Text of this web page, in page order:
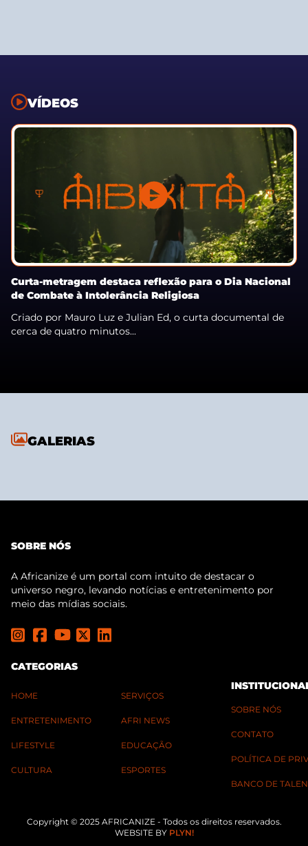
VÍDEOS
Curta-metragem destaca reflexão para o Dia Nacional
de Combate à Intolerância Religiosa
Criado por Mauro Luz e Julian Ed, o curta documental de
cerca de quatro minutos...
GALERIAS
SOBRE NÓS
A Africanize é um portal com intuito de destacar o
universo negro, levando notícias e entretenimento por
meio das mídias sociais.
CATEGORIAS
HOME
ENTRETENIMENTO
LIFESTYLE
CULTURA
SERVIÇOS
AFRI NEWS
EDUCAÇÃO
ESPORTES
SOBRE NÓS
CONTATO
POLÍTICA DE
BANCO DE
Copyright © 2025 AFRICANIZE - Todos os direitos reservados.
WEBSITE BY PLYN!